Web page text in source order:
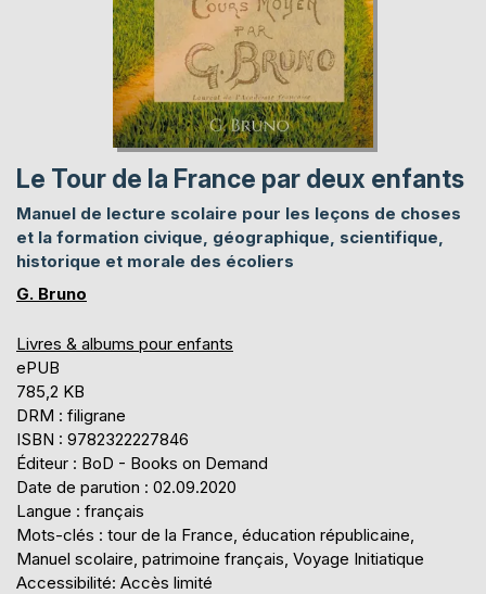
Le Tour de la France par deux enfants
Manuel de lecture scolaire pour les leçons de choses
et la formation civique, géographique, scientifique,
historique et morale des écoliers
G. Bruno
Livres & albums pour enfants
ePUB
785,2 KB
DRM : filigrane
ISBN : 9782322227846
Éditeur : BoD - Books on Demand
Date de parution : 02.09.2020
Langue : français
Mots-clés : tour de la France, éducation républicaine,
Manuel scolaire, patrimoine français, Voyage Initiatique
Accessibilité: Accès limité